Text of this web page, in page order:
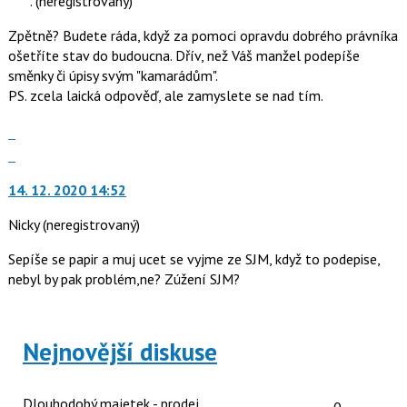
a
P
pro
předchozí
názor.
navigaci
lze
použít
i
následující
P
předchozí
nový
Zpětně? Budete ráda, když za pomoci opravdu dobrého právníka
ošetříte stav do budoucna. Dřív, než Váš manžel podepíše
směnky či úpisy svým "kamarádům".
PS. zcela laická odpověď, ale zamyslete se nad tím.
další
názor.
K
navigaci
lze
klávesy
14. 12. 2020 14:52
Nicky (neregistrovaný)
Sepíše se papir a muj ucet se vyjme ze SJM, když to podepise,
nebyl by pak problém,ne? Zúžení SJM?
Nejnovější diskuse
Dlouhodobý majetek - prodej Počet